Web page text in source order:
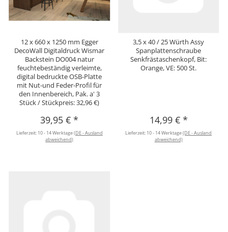
12 x 660 x 1250 mm Egger
DecoWall Digitaldruck Wismar
Backstein DO004 natur
feuchtebeständig verleimte,
digital bedruckte OSB-Platte
mit Nut-und Feder-Profil für
den Innenbereich, Pak. a' 3
Stück / Stückpreis: 32,96 €)
39,95 €*
Lieferzeit: 10 - 14 Werktage(DE - Ausland
abweichend)
3,5 x 40 / 25 Würth Assy
Spanplattenschraube
Senkfrästaschenkopf, Bit:
Orange, VE: 500 St.
14,99 € *
Lieferzeit: 10 - 14 Werktage(DE - Ausland
abweichend)